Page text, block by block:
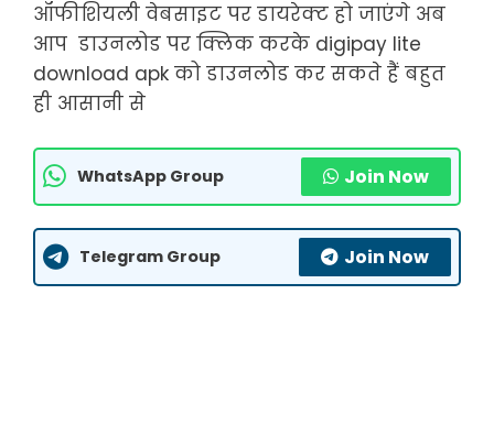
ऑफीशियली वेबसाइट पर डायरेक्ट हो जाएंगे अब
आप डाउनलोड पर क्लिक करके digipay lite
download apk को डाउनलोड कर सकते हैं बहुत
ही आसानी से
WhatsApp Group Join Now
Telegram Group Join Now